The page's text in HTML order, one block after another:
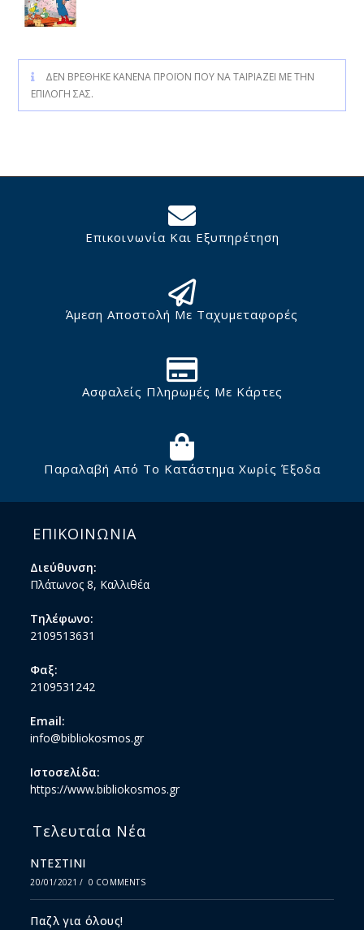
ΔΕΝ ΒΡΈΘΗΚΕ ΚΑΝΈΝΑ ΠΡΟΪΌΝ ΠΟΥ ΝΑ ΤΑΙΡΙΆΖΕΙ ΜΕ ΤΗΝ
ΕΠΙΛΟΓΉ ΣΑΣ.
Επικοινωνία Και Εξυπηρέτηση
Άμεση Αποστολή Με Ταχυμεταφορές
Ασφαλείς Πληρωμές Με Κάρτες
Παραλαβή Από Το Κατάστημα Χωρίς Έξοδα
ΕΠΙΚΟΙΝΩΝΙΑ
Διεύθυνση:
Πλάτωνος 8, Καλλιθέα
Τηλέφωνο:
2109513631
Φαξ:
2109531242
Email:
info@bibliokosmos.gr
Ιστοσελίδα:
https://www.bibliokosmos.gr
Τελευταία Νέα
ΝΤΕΣΤΙΝΙ
20/01/2021 / 0 COMMENTS
Παζλ για όλους!